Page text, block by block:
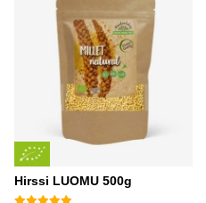
Hirssi LUOMU 500g